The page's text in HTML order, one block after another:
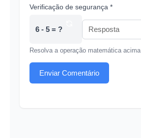
Verificação de segurança *
6 - 5 = ?
Resolva a operação matemática acima
Enviar Comentário